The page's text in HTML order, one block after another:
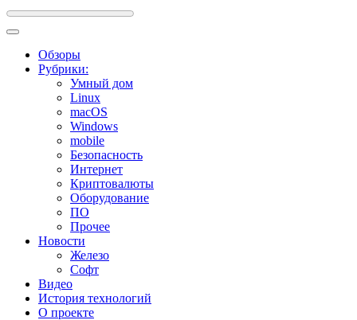
Обзоры
Рубрики:
Умный дом
Linux
macOS
Windows
mobile
Безопасность
Интернет
Криптовалюты
Оборудование
ПО
Прочее
Новости
Железо
Софт
Видео
История технологий
О проекте